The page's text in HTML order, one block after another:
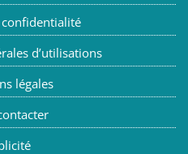
d’utilisations
légales